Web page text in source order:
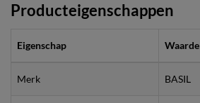
Producteigenschappen
Eigenschap Waarde
Merk BASIL